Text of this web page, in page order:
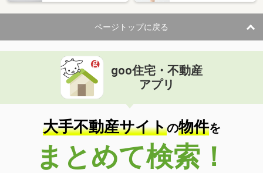
ページトップに戻る
goo住宅・不動産
アプリ
大手不動産サイトの物件を
まとめて検索！